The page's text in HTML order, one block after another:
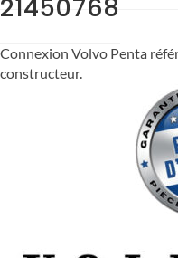
21450768
Connexion Volvo Penta
constructeur.